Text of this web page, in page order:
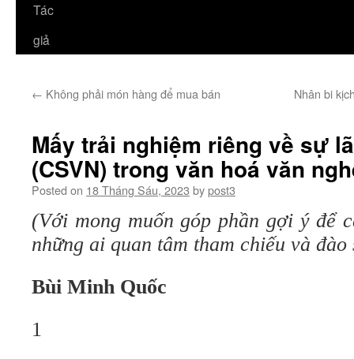
Tác
giả
← Không phải món hàng để mua bán Nhân bi
Mấy trải nghiệm riêng về sự
(CSVN) trong văn hoá văn
Posted on 18 Tháng Sáu, 2023 bypost3
(Với mong muốn góp phần gợi ý để
những ai quan tâm tham chiếu và đào
Bùi Minh Quốc
1